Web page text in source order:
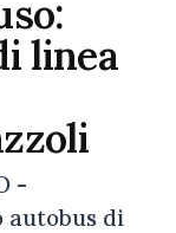
linea
-
autobus di